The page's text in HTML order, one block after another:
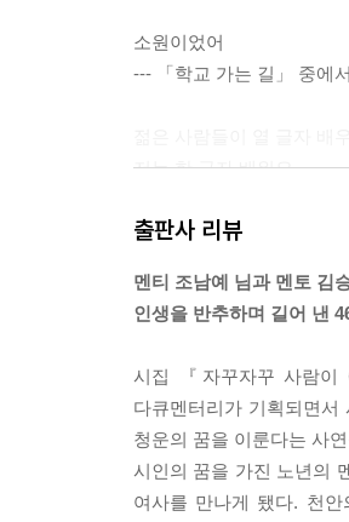
소원이었어
--- 「학교 가는 길」 중에서
저는 한 글자 배워요
--- 「가르쳐 주는 대로 다
동네 친구들 같이 노는데
연순이도 학교에 안 갔어
연순이가 내 팔뚝을 물었어
나는 더 세게 물었어
연순이랑 언니가 쫓아와서
나는 역성들어 줄 사람이
출판사 리뷰
멘티 조남예 님과 멘토 김
인생을 반추하며 길어 낸
시집 『자꾸자꾸 사람이
다큐멘터리가 기획되면서
청운의 꿈을 이룬다는 사
시인의 꿈을 가진 노년의
여사를 만나게 됐다. 천